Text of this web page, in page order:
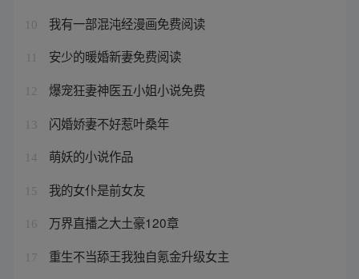
10 我有一部混沌经漫画免费阅读
安少的暖婚新妻免费阅读
12 爆宠狂妻神医五小姐小说免费
13 闪婚娇妻不好惹叶桑年
14 萌妖的小说作品
15 我的女仆是前女友
16 万界直播之大土豪120章
17 重生不当舔王我独自氪金升级女主